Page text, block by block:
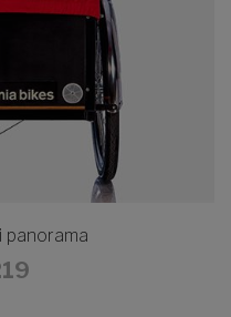
panorama